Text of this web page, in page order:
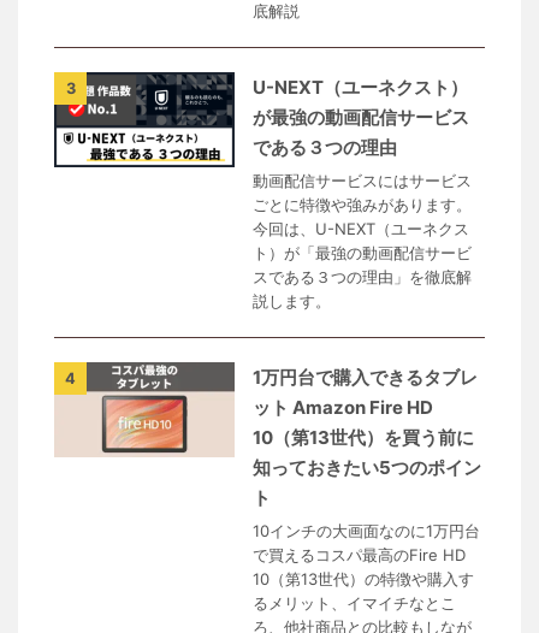
底解説
3
U-NEXT（ユーネクスト）
が最強の動画配信サービス
である３つの理由
動画配信サービスにはサービス
ごとに特徴や強みがあります。
今回は、U-NEXT（ユーネクス
ト）が「最強の動画配信サービ
スである３つの理由」を徹底解
説します。
4
1万円台で購入できるタブレ
ット Amazon Fire HD
10（第13世代）を買う前に
知っておきたい5つのポイン
ト
10インチの大画面なのに1万円台
で買えるコスパ最高のFire HD
10（第13世代）の特徴や購入す
るメリット、イマイチなとこ
ろ、他社商品との比較もしなが